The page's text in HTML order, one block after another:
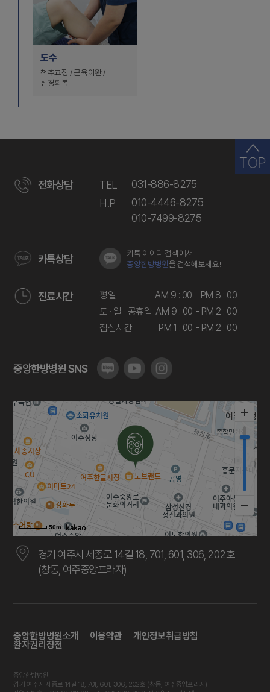
도수
척추교정 / 근육이완 /
신경회복
전화상담 TEL
031-886-8275
H.P
010-4446-8275
010-7499-8275
카톡상담
카톡 아이디 검색에서
중앙한방병원을 검색해보세요!
진료시간 평일
AM 9 : 00 - PM 8 : 00
토 · 일 · 공휴일 AM 9 : 00 - PM 2 : 00
점심시간
PM 1 : 00 - PM 2 : 00
중앙한방병원 SNS
50m
경기 여주시 세종로 14길 18, 701, 601, 306, 202호
(창동, 여주중앙프라자)
중앙한방병원소개 이용약관 개인정보취급방침
환자권리장전
중앙한방병원
경기 여주시 세종로 14길 18, 701, 601, 306, 202호 (창동, 여주중앙프라자)